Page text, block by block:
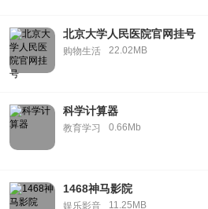
北京大学人民医院官网挂号
购物生活 22.02MB
科学计算器
教育学习 0.66Mb
1468神马影院
娱乐影音 11.25MB